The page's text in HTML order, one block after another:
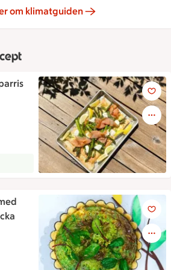
om klimatguiden
45 min att tillaga
Smördegsflarn med sparris
Västerbottensostpaj med